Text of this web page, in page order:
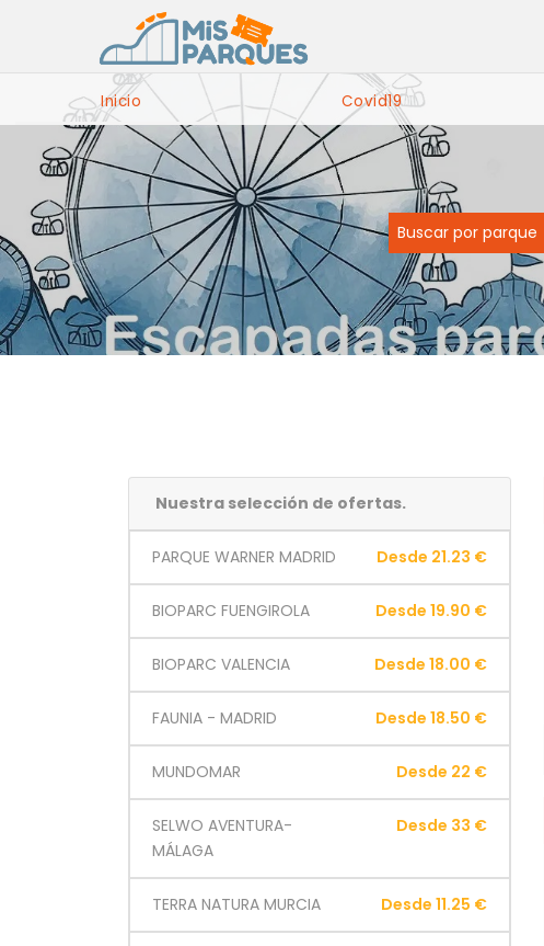
Inicio Covid19
Buscar por parque
Nuestra selección de ofertas.
PARQUE WARNER MADRID Desde 21.23 €
BIOPARC FUENGIROLA Desde 19.90 €
BIOPARC VALENCIA Desde 18.00 €
FAUNIA - MADRID Desde 18.50 €
MUNDOMAR Desde 22 €
SELWO AVENTURA-
MÁLAGA
Desde 33 €
TERRA NATURA MURCIA Desde 11.25 €